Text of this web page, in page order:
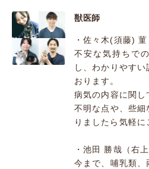
獣医師
・佐々木(須藤) 菫
不安な気持ちで
し、わかりやす
おります。
病気の内容に関
不明な点や、些細
りましたら気軽に
・池田 勝哉（右上
今まで、哺乳類